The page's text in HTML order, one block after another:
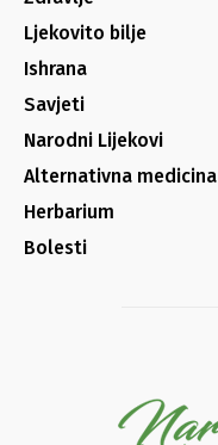
Ljekovito bilje
Ishrana
Savjeti
Narodni Lijekovi
Alternativna medicina
Herbarium
Bolesti